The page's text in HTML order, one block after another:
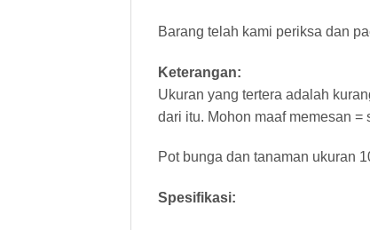
Barang telah kami periksa dan
Keterangan:
Ukuran yang tertera adalah
dari itu. Mohon maaf memesan =
Pot bunga dan tanaman ukuran
Spesifikasi: